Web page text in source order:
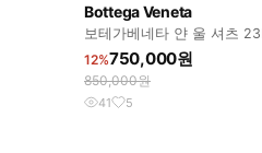
Bottega Veneta
보테가베네타 얀 울 셔츠
M
12%750,000원
850,000원
41 5